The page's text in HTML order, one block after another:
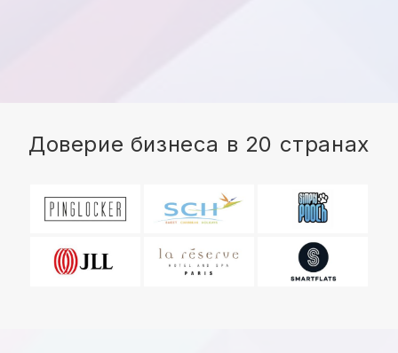
Доверие бизнеса в 20 странах